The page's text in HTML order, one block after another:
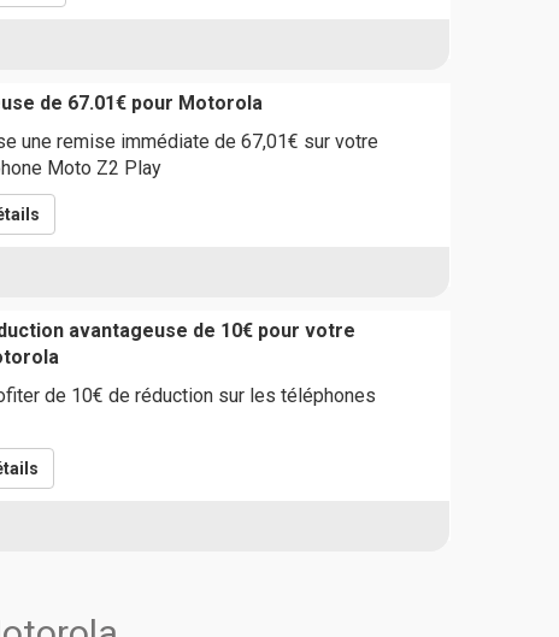
de 67.01€ pour Motorola
une remise immédiate de 67,01€ sur votre
Moto Z2 Play
avantageuse de 10€ pour votre
de 10€ de réduction sur les téléphones